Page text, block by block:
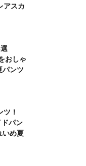
アスカ
おしゃ
パンツ
！
ドパン
いめ夏